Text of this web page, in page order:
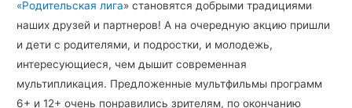
«Родительская лига» становятся добрыми традициями
наших друзей и партнеров! А на очередную акцию пришли
и дети с родителями, и подростки, и молодежь,
интересующиеся, чем дышит современная
мультипликация. Предложенные мультфильмы программ
6+ и 12+ очень понравились зрителям, по окончанию